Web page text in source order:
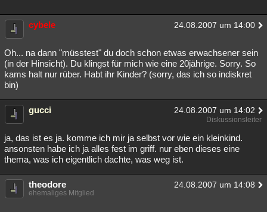
Übersichten
Besucht
Lesenswert Schlüsselwörter
cybele 24.08.2007 um 14:00
Oh... na dann "müsstest" du doch schon etwas erwachsener sein
(in der Hinsicht). Du klingst für mich wie eine 20jährige. Sorry. So
kams halt nur rüber. Habt ihr Kinder? (sorry, das ich so indiskret
bin)
gucci 24.08.2007 um 14:02
Diskussionsleiter
ja, das ist es ja. komme ich mir ja selbst vor wie ein kleinkind.
ansonsten habe ich ja alles fest im griff. nur eben dieses eine
thema, was ich eigentlich dachte, was weg ist.
theodore 24.08.2007 um 14:08
ehemaliges Mitglied